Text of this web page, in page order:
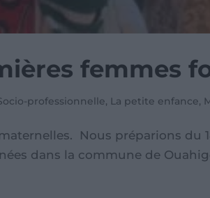
femmes
professionnelle, La petite enfance,
Nous préparions du
dans la commune de